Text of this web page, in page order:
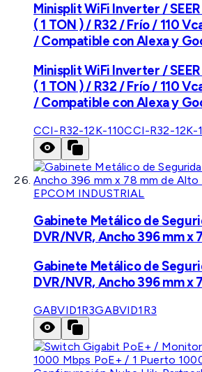
Minisplit WiFi Inverter /
( 1 TON ) / R32 / Frío / 110
/ Compatible con Alexa y
Minisplit WiFi Inverter /
( 1 TON ) / R32 / Frío / 110
/ Compatible con Alexa y
CCI-R32-12K-110CCI-R32-12K-
EPCOM INDUSTRIAL
Gabinete Metálico de
DVR/NVR, Ancho 396 mm x
Gabinete Metálico de
DVR/NVR, Ancho 396 mm x
GABVID1R3GABVID1R3